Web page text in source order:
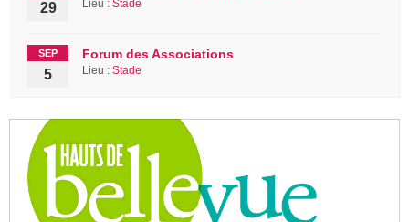
29 Lieu : Stade
SEP
5
Forum des Associations
Lieu : Stade